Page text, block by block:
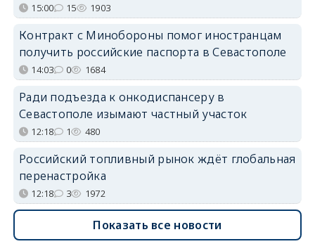
15:00 15 1903
Контракт с Минобороны помог иностранцам
получить российские паспорта в Севастополе
14:03 0 1684
Ради подъезда к онкодиспансеру в
Севастополе изымают частный участок
12:18 1 480
Российский топливный рынок ждёт глобальная
перенастройка
12:18 3 1972
Показать все новости